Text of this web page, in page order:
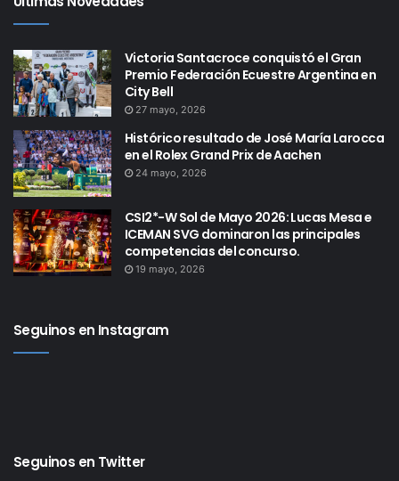
Victoria Santacroce conquistó el Gran
Premio Federación Ecuestre Argentina en
City Bell
27 mayo, 2026
Histórico resultado de José María Larocca
en el Rolex Grand Prix de Aachen
24 mayo, 2026
CSI2*-W Sol de Mayo 2026: Lucas Mesa e
ICEMAN SVG dominaron las principales
competencias del concurso.
19 mayo, 2026
Seguinos en Instagram
Seguinos en Twitter